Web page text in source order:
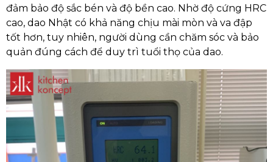
đảm bảo độ sắc bén và độ bền cao. Nhờ độ cứng HRC
cao, dao Nhật có khả năng chịu mài mòn và va đập
tốt hơn, tuy nhiên, người dùng cần chăm sóc và bảo
quản đúng cách để duy trì tuổi thọ của dao.